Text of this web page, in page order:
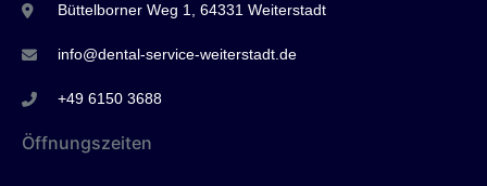
Büttelborner Weg 1, 64331 Weiterstadt
info@dental-service-weiterstadt.de
+49 6150 3688
Öffnungszeiten